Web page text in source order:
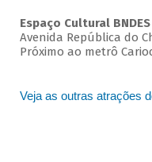
Espaço Cultural BNDES
Avenida República do
Próximo ao metrô
Veja as outras atrações